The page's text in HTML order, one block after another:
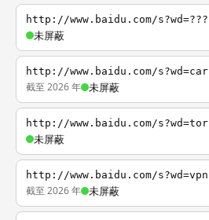
http://www.baidu.com/s?wd=???
未屏蔽
http://www.baidu.com/s?wd=car
截至 2026 年 未屏蔽
http://www.baidu.com/s?wd=tor
未屏蔽
http://www.baidu.com/s?wd=vpn
截至 2026 年 未屏蔽